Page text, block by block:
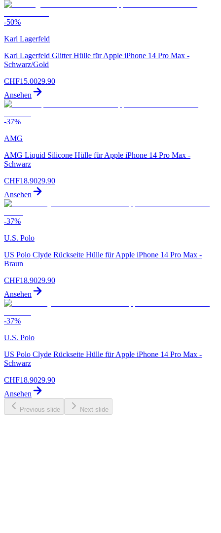
-50%
Karl Lagerfeld
Karl Lagerfeld Glitter Hülle für Apple iPhone 14 Pro Max -
Schwarz/Gold
CHF15.0029.90
Ansehen
-37%
AMG
AMG Liquid Silicone Hülle für Apple iPhone 14 Pro Max -
Schwarz
CHF18.9029.90
Ansehen
-37%
U.S. Polo
US Polo Clyde Rückseite Hülle für Apple iPhone 14 Pro Max -
Braun
CHF18.9029.90
Ansehen
-37%
U.S. Polo
US Polo Clyde Rückseite Hülle für Apple iPhone 14 Pro Max -
Schwarz
CHF18.9029.90
Ansehen
Previous slide Next slide